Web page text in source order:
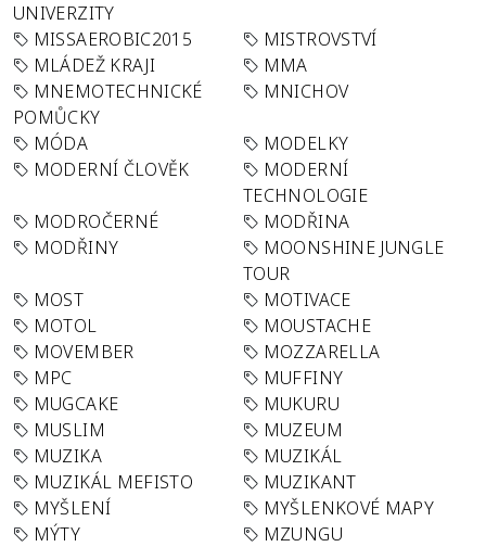
UNIVERZITY
MISSAEROBIC2015
MISTROVSTVÍ
MLÁDEŽ KRAJI
MMA
MNEMOTECHNICKÉ
POMŮCKY
MNICHOV
MÓDA
MODELKY
MODERNÍ ČLOVĚK
MODERNÍ
TECHNOLOGIE
MODROČERNÉ
MODŘINA
MODŘINY
MOONSHINE JUNGLE
TOUR
MOST
MOTIVACE
MOTOL
MOUSTACHE
MOVEMBER
MOZZARELLA
MPC
MUFFINY
MUGCAKE
MUKURU
MUSLIM
MUZEUM
MUZIKA
MUZIKÁL
MUZIKÁL MEFISTO
MUZIKANT
MYŠLENÍ
MYŠLENKOVÉ MAPY
MÝTY
MZUNGU